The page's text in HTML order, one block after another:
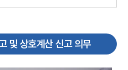
및 상호계산 신고 의무